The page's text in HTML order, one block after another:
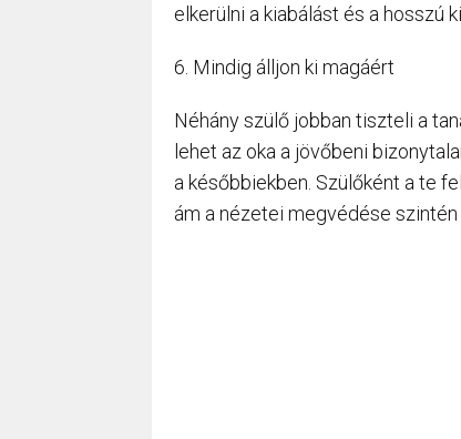
elkerülni a kiabálást és a hosszú
6. Mindig álljon ki magáért
Néhány szülő jobban tiszteli a
lehet az oka a jövőbeni
a későbbiekben. Szülőként a te
ám a nézetei megvédése szintén